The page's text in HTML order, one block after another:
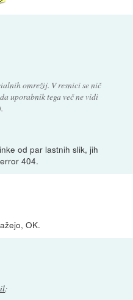
omrežij. V resnici se nič
uporabnik tega več ne vidi
od par lastnih slik, jih
404.
OK.
: